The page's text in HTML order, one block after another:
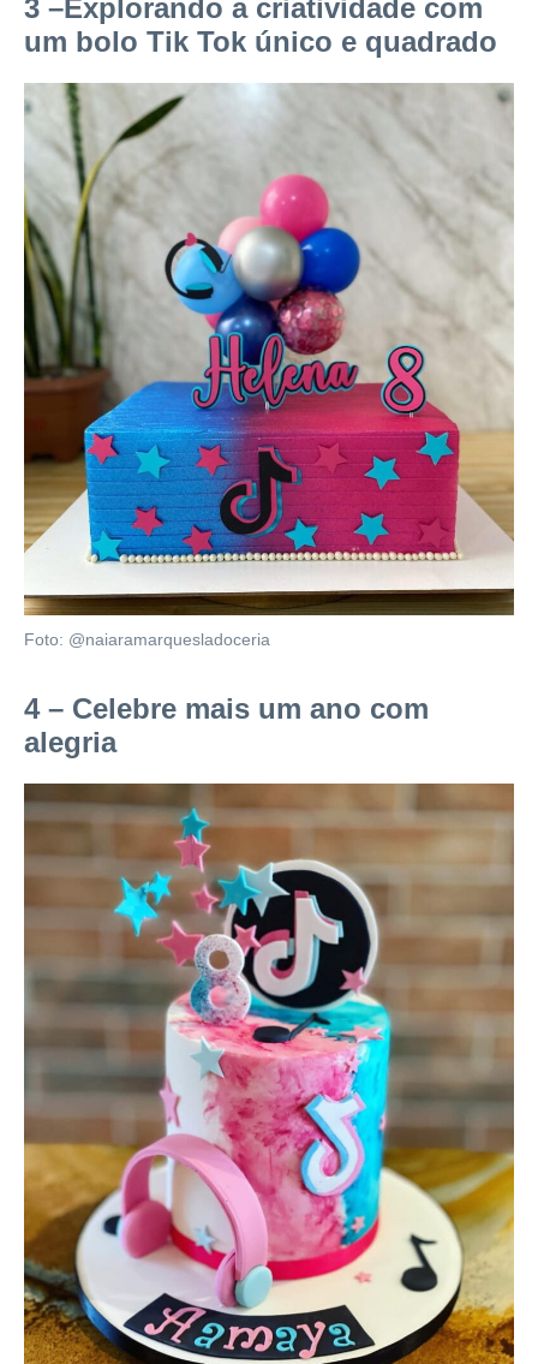
3 –Explorando a criatividade com
um bolo Tik Tok único e quadrado
Foto: @naiaramarquesladoceria
4 – Celebre mais um ano com
alegria